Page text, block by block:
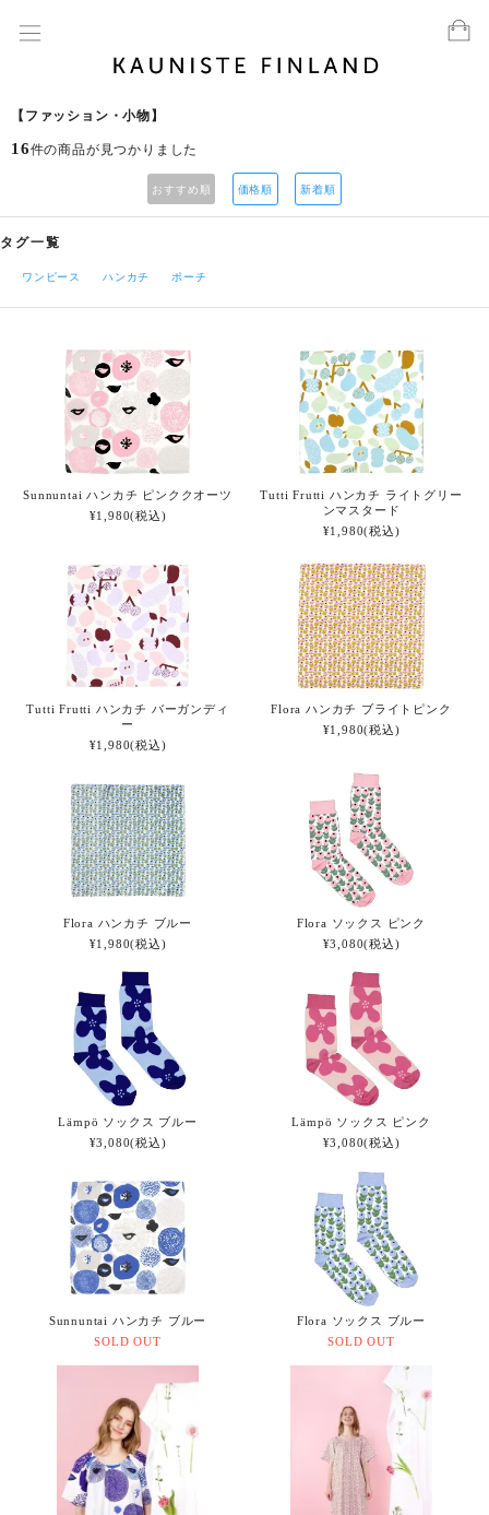
【ファッション・小物】
16件の商品が見つかりました
おすすめ順 価格順 新着順
タグ一覧
ワンピース ハンカチ ポーチ
Sunnuntai ハンカチ ピンククオーツ
¥1,980(税込)
Tutti Frutti ハンカチ ライトグリー
ンマスタード
¥1,980(税込)
Tutti Frutti ハンカチ バーガンディ
ー
¥1,980(税込)
Flora ハンカチ ブライトピンク
¥1,980(税込)
Flora ハンカチ ブルー
¥1,980(税込)
Flora ソックス ピンク
¥3,080(税込)
Lämpö ソックス ブルー
¥3,080(税込)
Lämpö ソックス ピンク
¥3,080(税込)
Sunnuntai ハンカチ ブルー
SOLD OUT
Flora ソックス ブルー
SOLD OUT